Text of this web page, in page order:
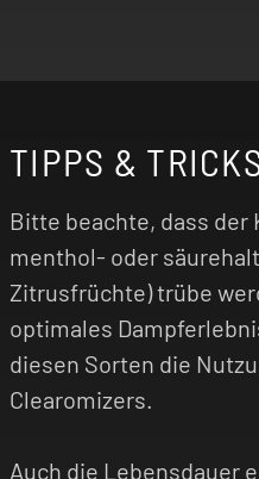
TIPPS &
Bitte beachte, dass
menthol- oder
Zitrusfrüchte) trübe
optimales
diesen Sorten die
Clearomizers.
Auch die Lebensdauer